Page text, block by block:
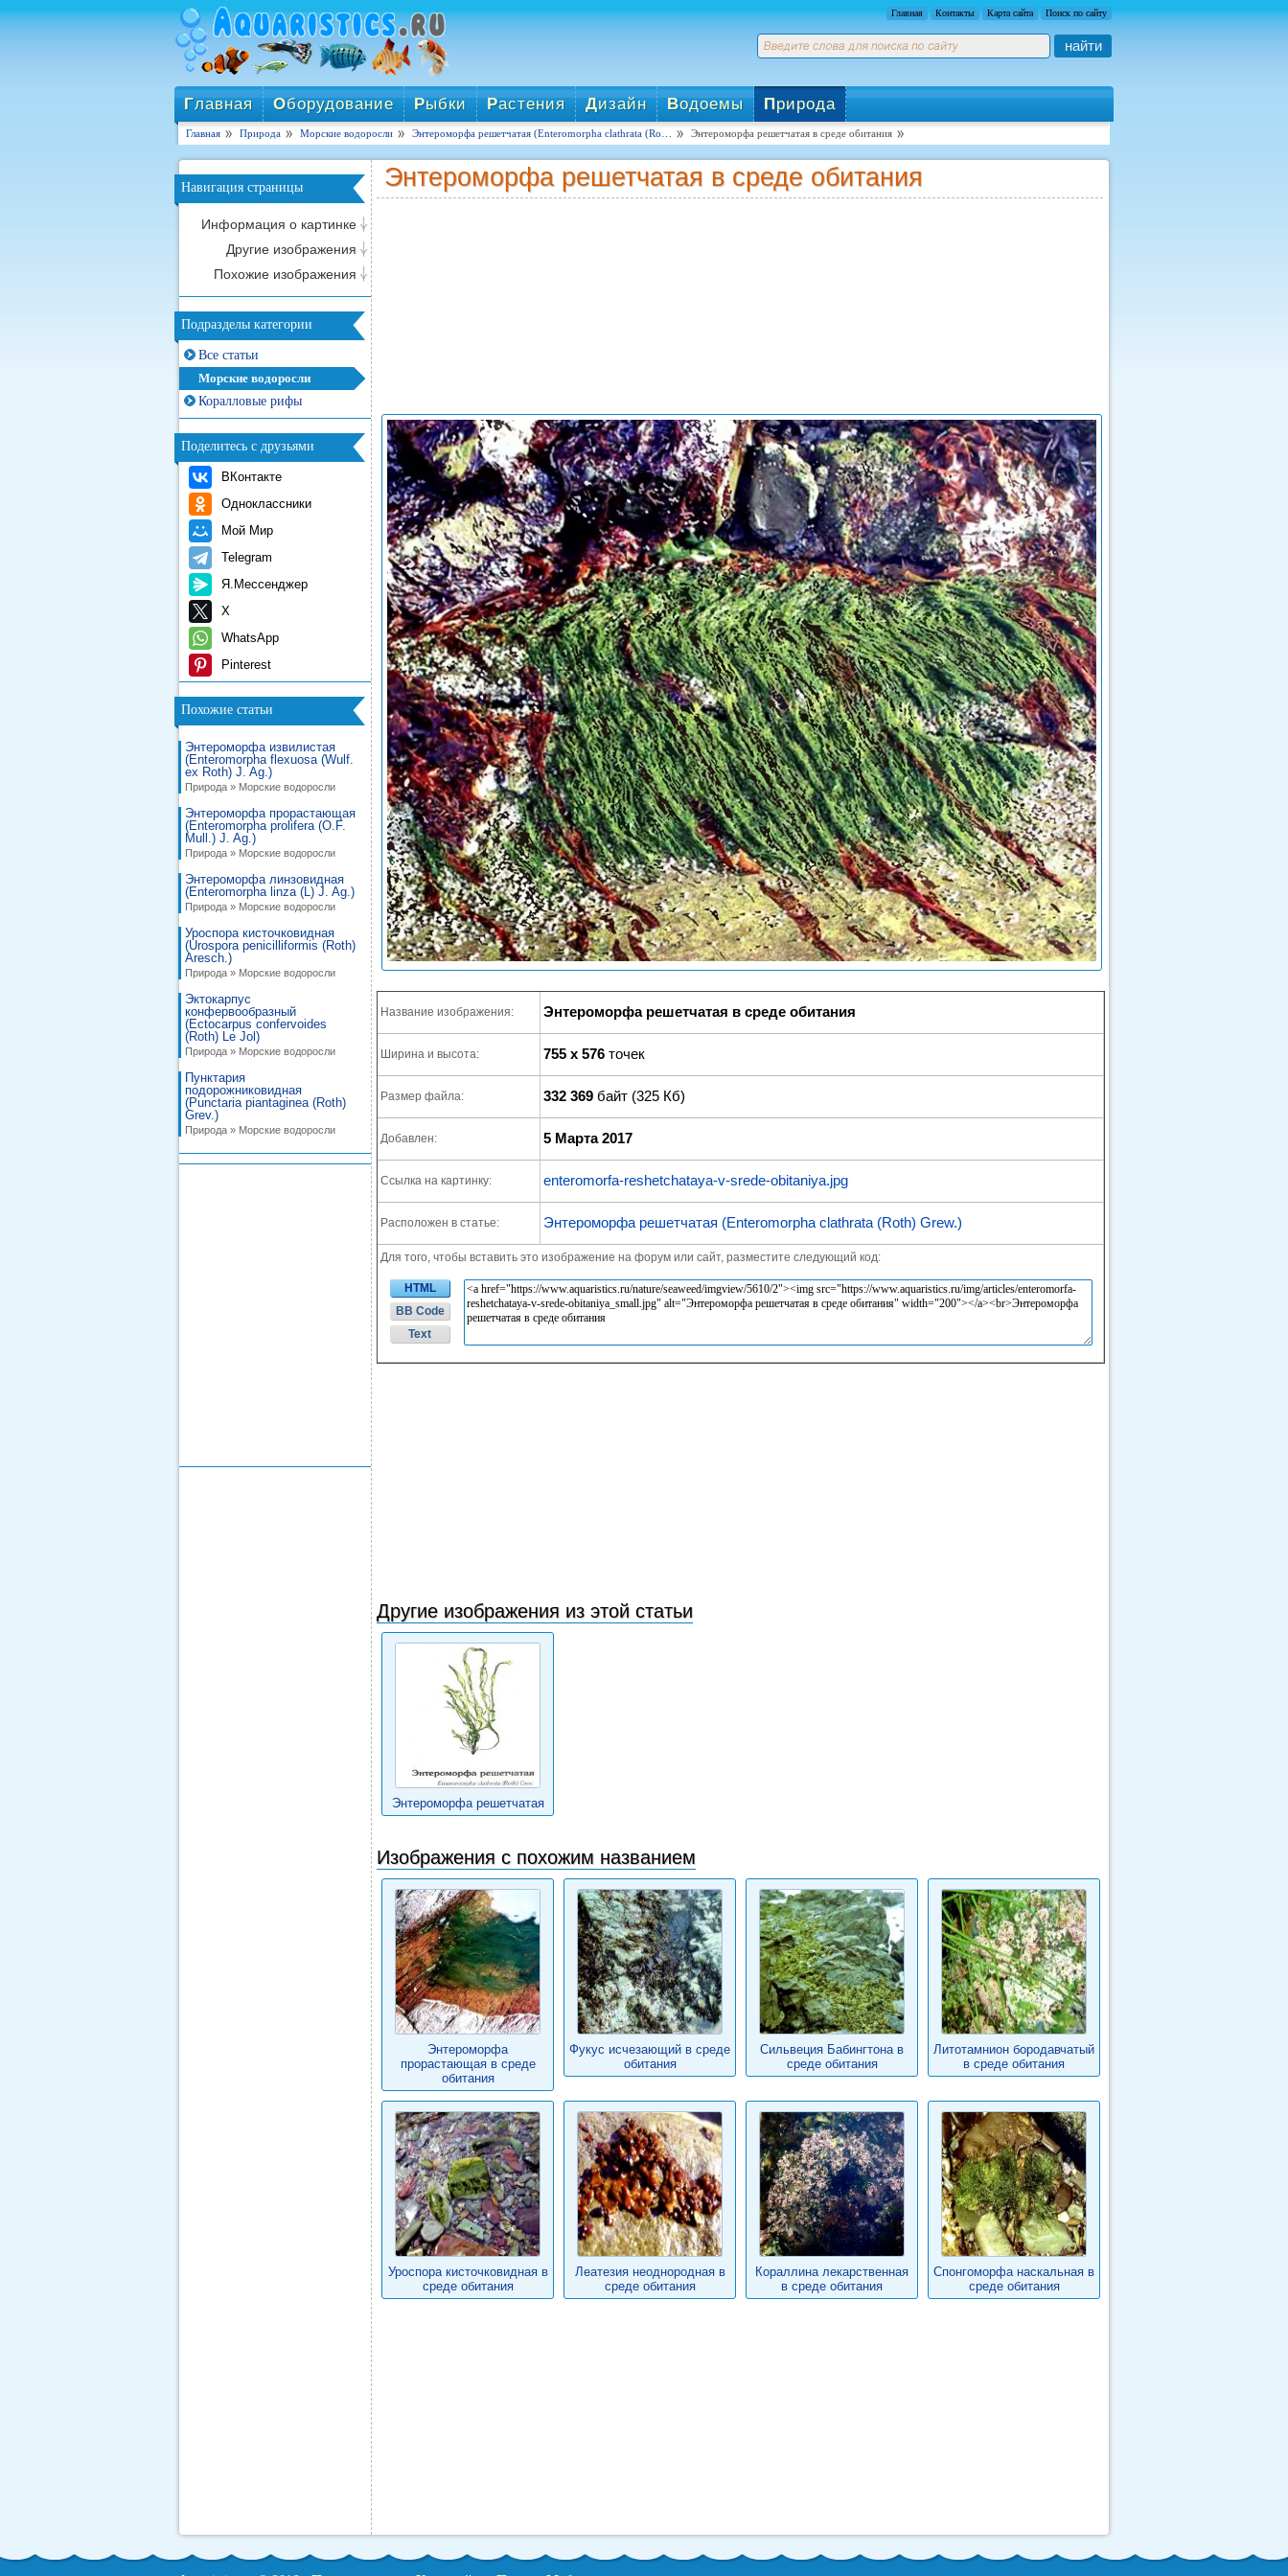
Главная Контакты Карта сайта Поиск по сайту
найти
Главная Оборудование Рыбки Растения Дизайн Водоемы Природа
Главная Природа Морские водоросли Энтероморфа решетчатая (Enteromorpha clathrata (Ro… Энтероморфа решетчатая в среде обитания
Навигация страницы
Информация о картинке
Другие изображения
Похожие изображения
Подразделы категории
Все статьи
Морские водоросли
Коралловые рифы
Поделитесь с друзьями
ВКонтакте
Одноклассники
Мой Мир
Telegram
Я.Мессенджер
X
WhatsApp
Pinterest
Похожие статьи
Энтероморфа извилистая
(Enteromorpha flexuosa (Wulf.
ex Roth) J. Ag.)
Природа » Морские водоросли
Энтероморфа прорастающая
(Enteromorpha prolifera (O.F.
Mull.) J. Ag.)
Природа » Морские водоросли
Энтероморфа линзовидная
(Enteromorpha linza (L) J. Ag.)
Природа » Морские водоросли
Уроспора кисточковидная
(Urospora penicilliformis (Roth)
Aresch.)
Природа » Морские водоросли
Эктокарпус
конфервообразный
(Ectocarpus confervoides
(Roth) Le Jol)
Природа » Морские водоросли
Пунктария
подорожниковидная
(Punctaria piantaginea (Roth)
Grev.)
Природа » Морские водоросли
Энтероморфа решетчатая в среде обитания
Название изображения: Энтероморфа решетчатая в среде обитания
Ширина и высота: 755 x 576 точек
Размер файла: 332 369 байт (325 Кб)
Добавлен: 5 Марта 2017
Ссылка на картинку: enteromorfa-reshetchataya-v-srede-obitaniya.jpg
Расположен в статье: Энтероморфа решетчатая (Enteromorpha clathrata (Roth) Grew.)
Для того, чтобы вставить это изображение на форум или сайт, разместите следующий код:
HTML
BB Code
Text
Другие изображения из этой статьи
Энтероморфа решетчатая
Изображения с похожим названием
Энтероморфа
прорастающая в среде
обитания
Фукус исчезающий в среде
обитания
Сильвеция Бабингтона в
среде обитания
Литотамнион бородавчатый
в среде обитания
Уроспора кисточковидная в
среде обитания
Леатезия неоднородная в
среде обитания
Кораллина лекарственная
в среде обитания
Спонгоморфа наскальная в
среде обитания